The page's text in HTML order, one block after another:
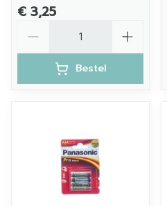
€ 3,25
Bestel